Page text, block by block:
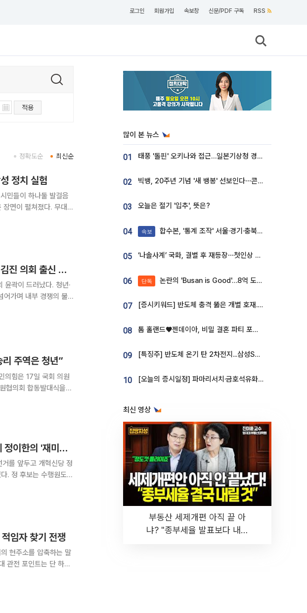
로그인 회원가입 속보창 신문/PDF 구독 RSS
적용
최신순
정확도순
정치 실험
민들이 하나둘 발걸음
이 펼쳐졌다. 무대
서구 결선 돌입…부산 민주당, 강희은 30대·김경지 관료·김진 의회 출신 선출
윤곽이 드러났다. 청년·
어가며 내부 경쟁의 불
주역은 청년”
협의회 합동발대식을
"마이크 하나 들고 대학가 누빈다"… 부산시장 후보 38세 정이한의 '재미있는 정치' 실험
를 앞두고 개혁신당 정
도
임자 찾기 전쟁
현주소를 압축하는 말
많이 본 뉴스
01 태풍 '돌핀' 오키나와 접근…일본기상청 경로 업데이트
02 빅뱅, 20주년 기념 '새 뱅봉' 선보인다⋯콘서트 앞두고 팝업 개최
03 오늘은 절기 '입추', 뜻은?
04 속보 합수본, '통계 조작' 서울·경기·충북 선관위 등 추가 압수수색
05 ‘나솔사계’ 국화, 결별 후 재등장⋯첫인상 투표 휩쓸고 ‘인기녀’ 등극
06 단독 논란의 'Busan is Good'…8억 도시브랜드, 용산 대통령실 CI 업체가 수행
07 [증시키워드] 반도체 충격 뚫은 개별 호재...포스코퓨처엠·에코프로·한화솔루션 '눈길'
08 톰 홀랜드♥젠데이아, 비밀 결혼 파티 포착⋯호텔 대관비만 9억
09 [특징주] 반도체 온기 탄 2차전지...삼성SDI, 장 초반 7% 넘게 껑충
10 [오늘의 증시일정] 파마리서치·금호석유화학·코오롱인더·상상인증권 등
최신 영상
부동산 세제개편 아직 끝 아
냐? "종부세율 발표보다 내릴